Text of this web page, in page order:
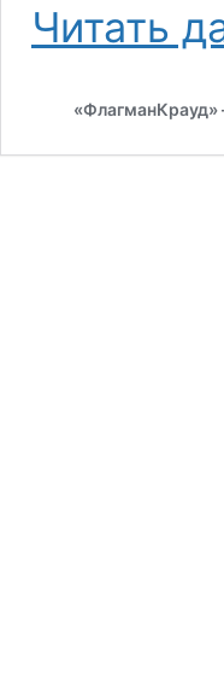
Читать
«ФлагманКрауд»